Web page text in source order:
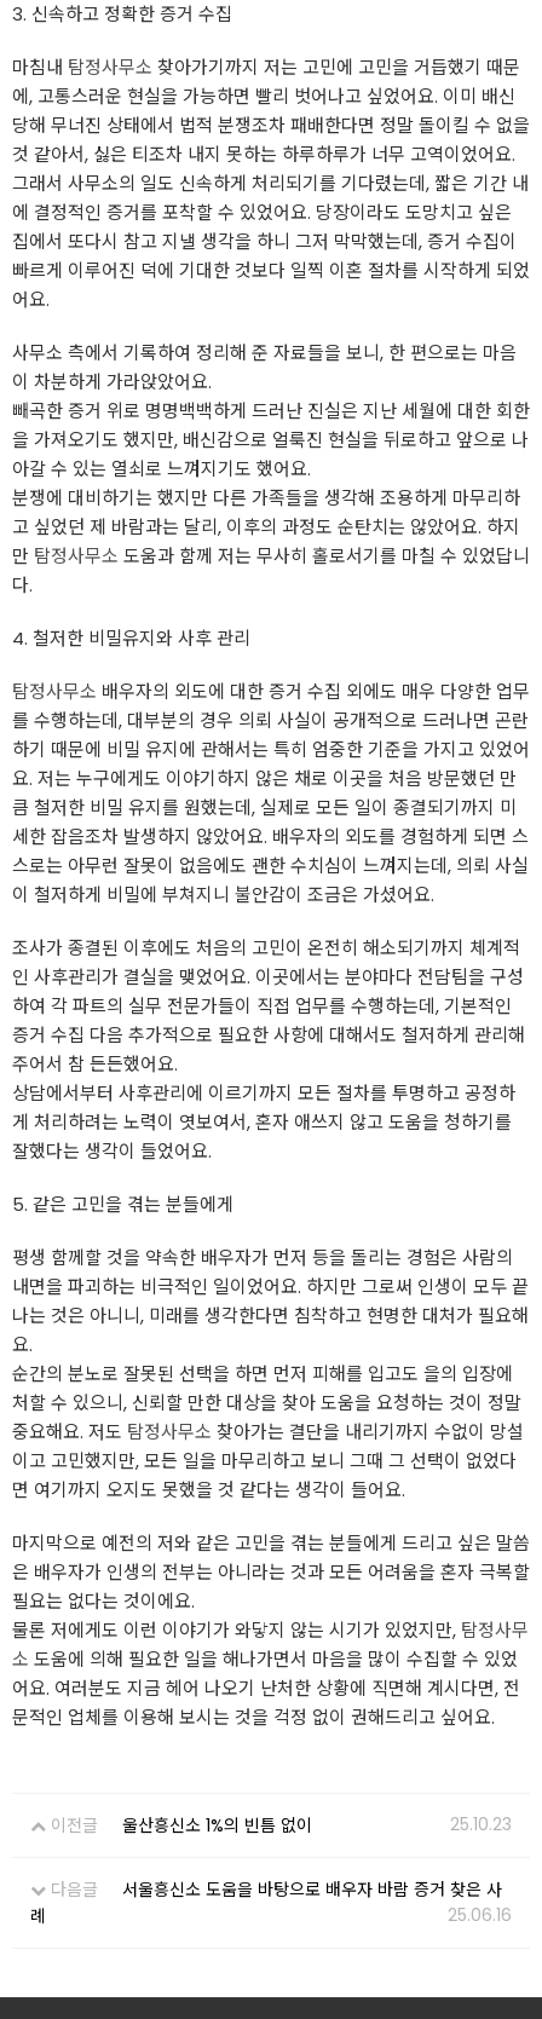
3. 신속하고 정확한 증거 수집
마침내 탐정사무소 찾아가기까지 저는 고민에 고민을 거듭했기 때문
에, 고통스러운 현실을 가능하면 빨리 벗어나고 싶었어요. 이미 배신
당해 무너진 상태에서 법적 분쟁조차 패배한다면 정말 돌이킬 수 없을
것 같아서, 싫은 티조차 내지 못하는 하루하루가 너무 고역이었어요.
그래서 사무소의 일도 신속하게 처리되기를 기다렸는데, 짧은 기간 내
에 결정적인 증거를 포착할 수 있었어요. 당장이라도 도망치고 싶은
집에서 또다시 참고 지낼 생각을 하니 그저 막막했는데, 증거 수집이
빠르게 이루어진 덕에 기대한 것보다 일찍 이혼 절차를 시작하게 되었
어요.
사무소 측에서 기록하여 정리해 준 자료들을 보니, 한 편으로는 마음
이 차분하게 가라앉았어요.
빼곡한 증거 위로 명명백백하게 드러난 진실은 지난 세월에 대한 회한
을 가져오기도 했지만, 배신감으로 얼룩진 현실을 뒤로하고 앞으로 나
아갈 수 있는 열쇠로 느껴지기도 했어요.
분쟁에 대비하기는 했지만 다른 가족들을 생각해 조용하게 마무리하
고 싶었던 제 바람과는 달리, 이후의 과정도 순탄치는 않았어요. 하지
만 탐정사무소 도움과 함께 저는 무사히 홀로서기를 마칠 수 있었답니
다.
4. 철저한 비밀유지와 사후 관리
탐정사무소 배우자의 외도에 대한 증거 수집 외에도 매우 다양한 업무
를 수행하는데, 대부분의 경우 의뢰 사실이 공개적으로 드러나면 곤란
하기 때문에 비밀 유지에 관해서는 특히 엄중한 기준을 가지고 있었어
요. 저는 누구에게도 이야기하지 않은 채로 이곳을 처음 방문했던 만
큼 철저한 비밀 유지를 원했는데, 실제로 모든 일이 종결되기까지 미
세한 잡음조차 발생하지 않았어요. 배우자의 외도를 경험하게 되면 스
스로는 아무런 잘못이 없음에도 괜한 수치심이 느껴지는데, 의뢰 사실
이 철저하게 비밀에 부쳐지니 불안감이 조금은 가셨어요.
조사가 종결된 이후에도 처음의 고민이 온전히 해소되기까지 체계적
인 사후관리가 결실을 맺었어요. 이곳에서는 분야마다 전담팀을 구성
하여 각 파트의 실무 전문가들이 직접 업무를 수행하는데, 기본적인
증거 수집 다음 추가적으로 필요한 사항에 대해서도 철저하게 관리해
주어서 참 든든했어요.
상담에서부터 사후관리에 이르기까지 모든 절차를 투명하고 공정하
게 처리하려는 노력이 엿보여서, 혼자 애쓰지 않고 도움을 청하기를
잘했다는 생각이 들었어요.
5. 같은 고민을 겪는 분들에게
평생 함께할 것을 약속한 배우자가 먼저 등을 돌리는 경험은 사람의
내면을 파괴하는 비극적인 일이었어요. 하지만 그로써 인생이 모두 끝
나는 것은 아니니, 미래를 생각한다면 침착하고 현명한 대처가 필요해
요.
순간의 분노로 잘못된 선택을 하면 먼저 피해를 입고도 을의 입장에
처할 수 있으니, 신뢰할 만한 대상을 찾아 도움을 요청하는 것이 정말
중요해요. 저도 탐정사무소 찾아가는 결단을 내리기까지 수없이 망설
이고 고민했지만, 모든 일을 마무리하고 보니 그때 그 선택이 없었다
면 여기까지 오지도 못했을 것 같다는 생각이 들어요.
마지막으로 예전의 저와 같은 고민을 겪는 분들에게 드리고 싶은 말씀
은 배우자가 인생의 전부는 아니라는 것과 모든 어려움을 혼자 극복할
필요는 없다는 것이에요.
물론 저에게도 이런 이야기가 와닿지 않는 시기가 있었지만, 탐정사무
소 도움에 의해 필요한 일을 해나가면서 마음을 많이 수집할 수 있었
어요. 여러분도 지금 헤어 나오기 난처한 상황에 직면해 계시다면, 전
문적인 업체를 이용해 보시는 것을 걱정 없이 권해드리고 싶어요.
이전글 울산흥신소 1%의 빈틈 없이 25.10.23
다음글
서울흥신소 도움을 바탕으로 배우자 바람 증거 찾은 사
례
25.06.16